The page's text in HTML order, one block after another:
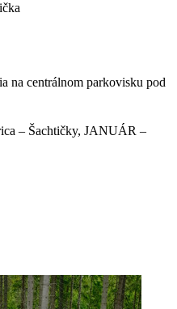
na centrálnom parkovisku pod
– Šachtičky, JANUÁR –